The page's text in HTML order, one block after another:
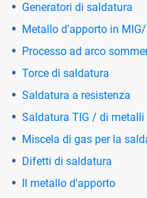
Generatori di saldatura
Metallo d'apporto in
Processo ad arco
Torce di saldatura
Saldatura a resistenza
Saldatura TIG / di metalli
Miscela di gas per la
Difetti di saldatura
Il metallo d'apporto